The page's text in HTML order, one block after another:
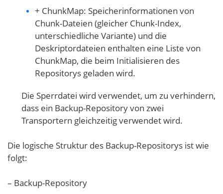
+ ChunkMap: Speicherinformationen von
Chunk-Dateien (gleicher Chunk-Index,
unterschiedliche Variante) und die
Deskriptordateien enthalten eine Liste von
ChunkMap, die beim Initialisieren des
Repositorys geladen wird.
Die Sperrdatei wird verwendet, um zu verhindern,
dass ein Backup-Repository von zwei
Transportern gleichzeitig verwendet wird.
Die logische Struktur des Backup-Repositorys ist wie
folgt:
– Backup-Repository